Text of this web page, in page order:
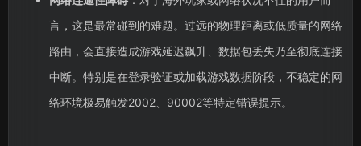
言，这是最常碰到的难题。过远的物理距离或低质量的网络
路由，会直接造成游戏延迟飙升、数据包丢失乃至彻底连接
中断。特别是在登录验证或加载游戏数据阶段，不稳定的网
络环境极易触发2002、90002等特定错误提示。